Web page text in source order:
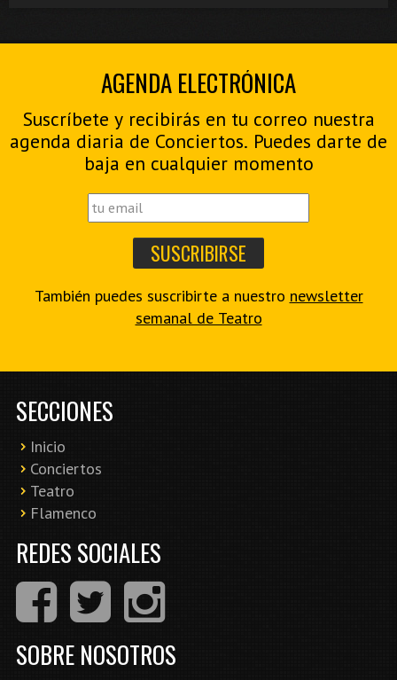
AGENDA ELECTRÓNICA
Suscríbete y recibirás en tu correo nuestra
agenda diaria de Conciertos. Puedes darte de
baja en cualquier momento
También puedes suscribirte a nuestro newsletter
semanal de Teatro
SECCIONES
Inicio
Conciertos
Teatro
Flamenco
REDES SOCIALES
SOBRE NOSOTROS